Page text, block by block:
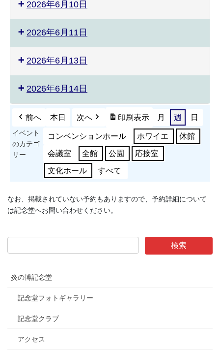
2026年6月10日
2026年6月11日
2026年6月13日
2026年6月14日
前へ 本日 次へ 印刷表示 月 週 日
イベント
のカテゴ
リー
コンベンションホール ホワイエ 休館
会議室 全館 公園 応接室
文化ホール すべて
なお、掲載されていない予約もありますので、予約詳細について
は記念堂へお問い合わせください。
炎の博記念堂
記念堂フォトギャラリー
記念堂クラブ
アクセス